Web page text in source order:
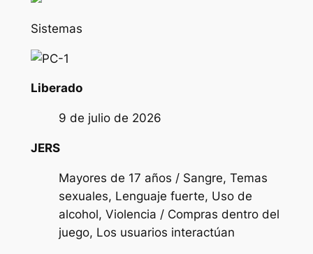
Sistemas
Liberado
9 de julio de 2026
JERS
Mayores de 17 años / Sangre, Temas
sexuales, Lenguaje fuerte, Uso de
alcohol, Violencia / Compras dentro del
juego, Los usuarios interactúan